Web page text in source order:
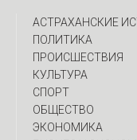
АСТРАХАНСКИЕ
ПОЛИТИКА
ПРОИСШЕСТВИЯ
КУЛЬТУРА
СПОРТ
ОБЩЕСТВО
ЭКОНОМИКА